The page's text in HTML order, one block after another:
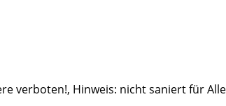
verboten!, Hinweis: nicht saniert für